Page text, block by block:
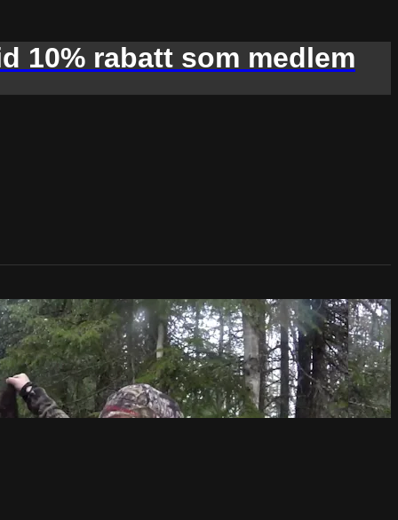
10% rabatt som medlem